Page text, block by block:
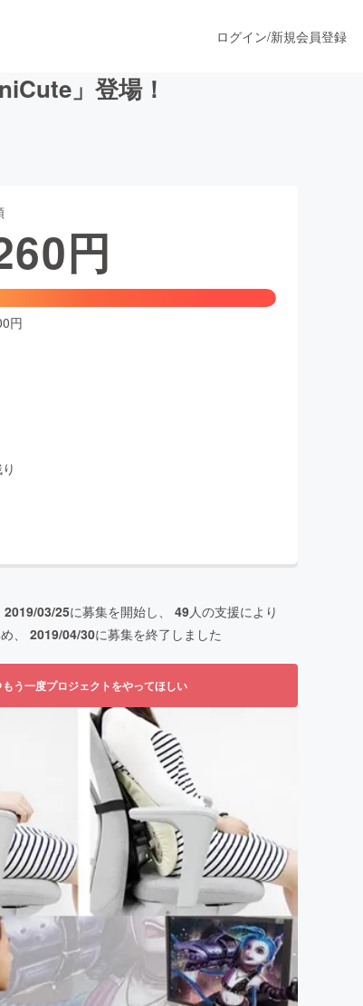
ファッション
ログイン/新規会員登録
」登場！
円
円
2019/03/25に募集を開始し、 49人の支援により
、 2019/04/30に募集を終了しました
もう一度プロジェクトをやってほしい